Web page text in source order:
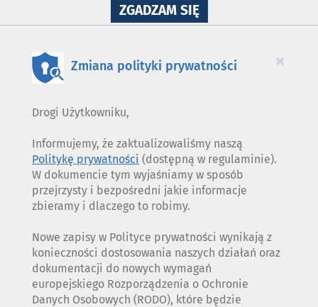
ZGADZAM SIĘNA
WYKORZYSTANIE
×
Zmiana polityki prywatności
Drogi Użytkowniku,
Informujemy, że zaktualizowaliśmy naszą
Politykę prywatności (dostępną w regulaminie).
W dokumencie tym wyjaśniamy w sposób
przejrzysty i bezpośredni jakie informacje
zbieramy i dlaczego to robimy.
Nowe zapisy w Polityce prywatności wynikają z
konieczności dostosowania naszych działań oraz
dokumentacji do nowych wymagań
europejskiego Rozporządzenia o Ochronie
Danych Osobowych (RODO), które będzie